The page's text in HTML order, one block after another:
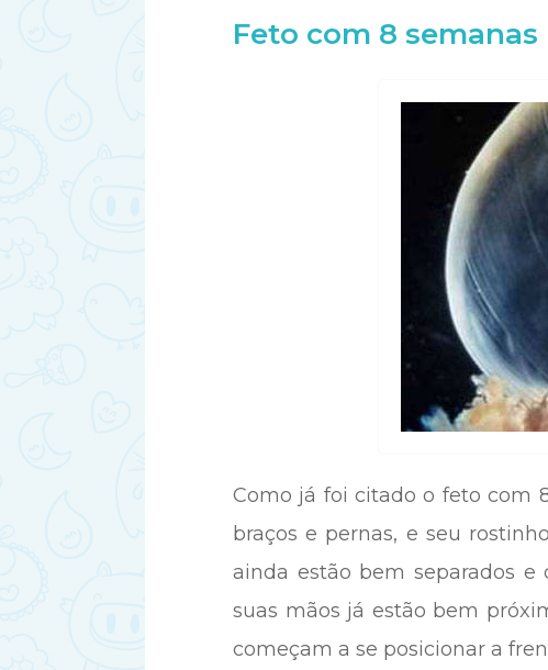
Feto com 8 semanas
Como já foi citado o feto com
braços e pernas, e seu
ainda estão bem separados
suas mãos já estão bem
começam a se posicionar a